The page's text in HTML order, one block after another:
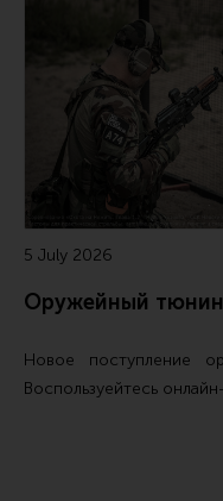
5 July 2026
Оружейный
Новое поступление
Воспользуейтесь